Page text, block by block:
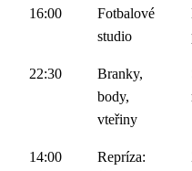
16:00
Fotbalové
studio
22:30
Branky,
body,
vteřiny
14:00
Repríza: